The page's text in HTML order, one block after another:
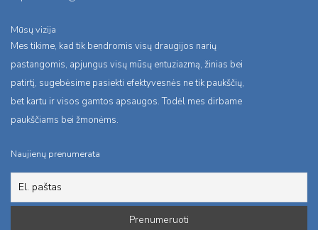
Mūsų vizija
Mes tikime, kad tik bendromis visų draugijos narių
pastangomis, apjungus visų mūsų entuziazmą, žinias bei
patirtį, sugebėsime pasiekti efektyvesnės ne tik paukščių,
bet kartu ir visos gamtos apsaugos. Todėl mes dirbame
paukščiams bei žmonėms.
Naujienų prenumerata